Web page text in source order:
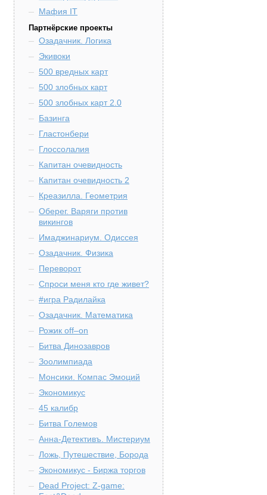
Мафия IT
Партнёрские проекты
Озадачник. Логика
Экивоки
500 вредных карт
500 злобных карт
500 злобных карт 2.0
Базинга
Гластонбери
Глоссолалия
Капитан очевидность
Капитан очевидность 2
Креазилла. Геометрия
Оберег. Варяги против
викингов
Имаджинариум. Одиссея
Озадачник. Физика
Переворот
Спроси меня кто где живет?
#игра Радилайка
Озадачник. Математика
Рожик off–on
Битва Динозавров
Зоолимпиада
Монсики. Компас Эмоций
Экономикус
45 калибр
Битва Големов
Анна-Детективъ. Мистериум
Ложь, Путешествие, Борода
Экономикус - Биржа торгов
Dead Project: Z-game: